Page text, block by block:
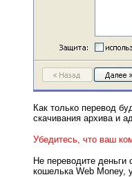
Как только перевод
скачивания архива и
Убедитесь, что ваш
Не переводите
кошелька Web Money,